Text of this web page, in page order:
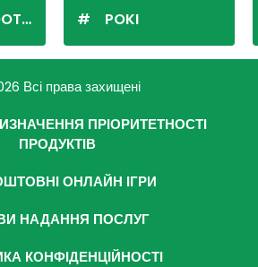
POKI
Всі права захищені
ПРІОРИТЕТНОСТІ
ПРОДУКТІВ
ОНЛАЙН ІГРИ
НАДАННЯ ПОСЛУГ
КОНФІДЕНЦІЙНОСТІ